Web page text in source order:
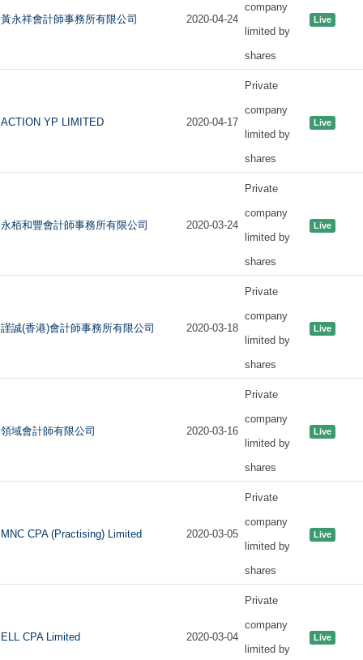
黃永祥會計師事務所有限公司 2020-04-24
company
limited by
shares
Live
ACTION YP LIMITED 2020-04-17
Private
company
limited by
shares
Live
永栢和豐會計師事務所有限公司 2020-03-24
Private
company
limited by
shares
Live
謹誠(香港)會計師事務所有限公司 2020-03-18
Private
company
limited by
shares
Live
領域會計師有限公司 2020-03-16
Private
company
limited by
shares
Live
MNC CPA (Practising) Limited 2020-03-05
Private
company
limited by
shares
Live
ELL CPA Limited 2020-03-04
Private
company
limited by
Live